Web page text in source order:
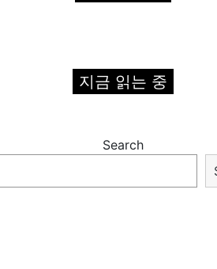
지금 읽는 중
Search